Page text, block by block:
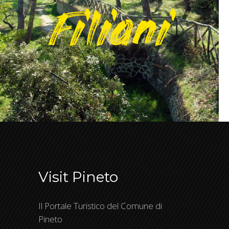
Filiani
Visit Pineto
Il Portale Turistico del Comune di
Pineto